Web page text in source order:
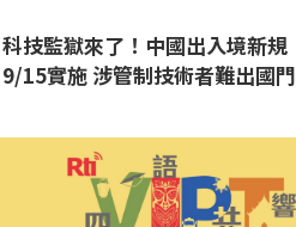
科技監獄來了！中國出入境新規
9/15實施 涉管制技術者難出國門